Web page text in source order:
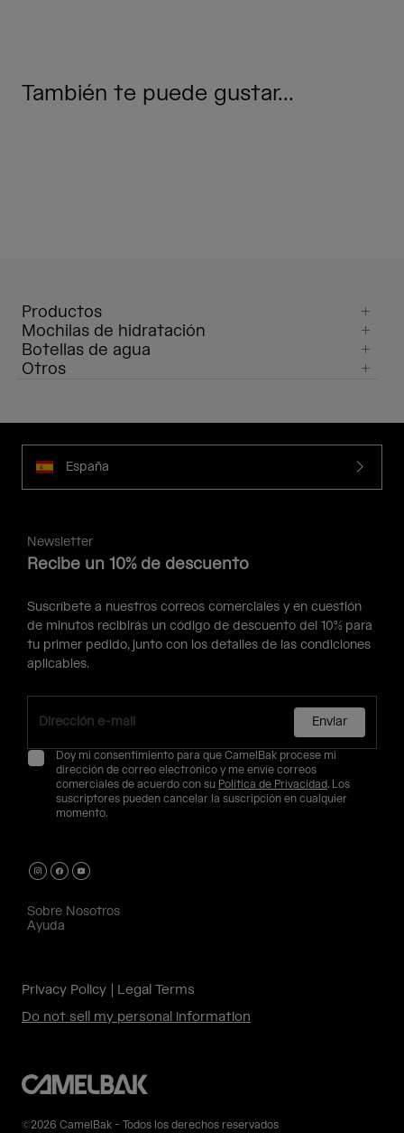
También te puede gustar...
Productos
Mochilas de hidratación
Botellas de agua
Otros
España
Newsletter
Recibe un 10% de descuento
Suscríbete a nuestros correos comerciales y en cuestión
de minutos recibirás un código de descuento del 10% para
tu primer pedido, junto con los detalles de las condiciones
aplicables.
Enviar
Doy mi consentimiento para que CamelBak procese mi
dirección de correo electrónico y me envíe correos
comerciales de acuerdo con su Política de Privacidad. Los
suscriptores pueden cancelar la suscripción en cualquier
momento.
Sobre Nosotros
Ayuda
Privacy Policy
Legal Terms
Do not sell my personal information
©2026 CamelBak - Todos los derechos reservados